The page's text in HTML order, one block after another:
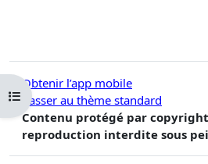
Ouvrir l’index du cours
Obtenir l’app mobile
Passer au thème standard
Contenu protégé par
reproduction interdite sous